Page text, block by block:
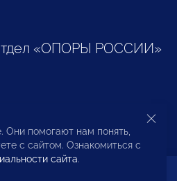
«ОПОРЫ РОССИИ»
предпринимателей и
Они помогают нам понять,
с сайтом. Ознакомиться с
сайта.